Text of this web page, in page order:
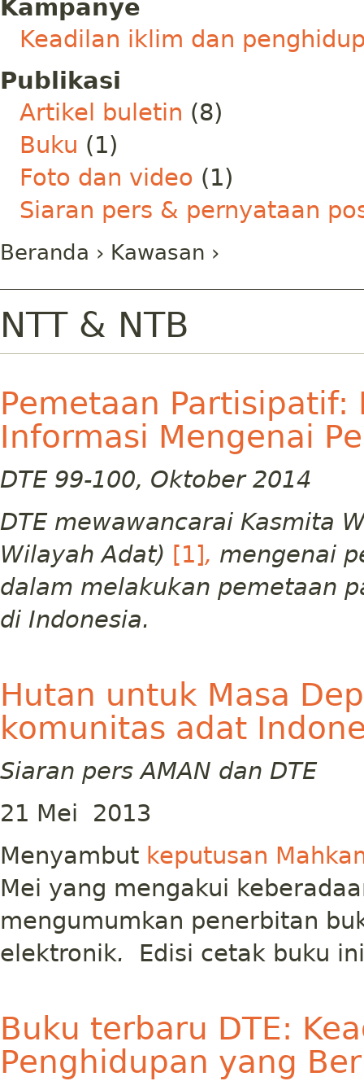
Kampanye
Keadilan iklim dan
Publikasi
Artikel buletin (8)
Buku (1)
Foto dan video (1)
Siaran pers & pernyataan
Beranda › Kawasan ›
NTT & NTB
Pemetaan
Informasi Mengenai
DTE 99-100, Oktober 2014
DTE mewawancarai Kasmita
Wilayah Adat) [1], mengenai
dalam melakukan pemetaan
di Indonesia.
Hutan untuk Masa
komunitas adat
Siaran pers AMAN dan DTE
21 Mei 2013
Menyambut keputusan
Mei yang mengakui
mengumumkan penerbitan
elektronik. Edisi cetak buku
Buku terbaru DTE:
Penghidupan yang